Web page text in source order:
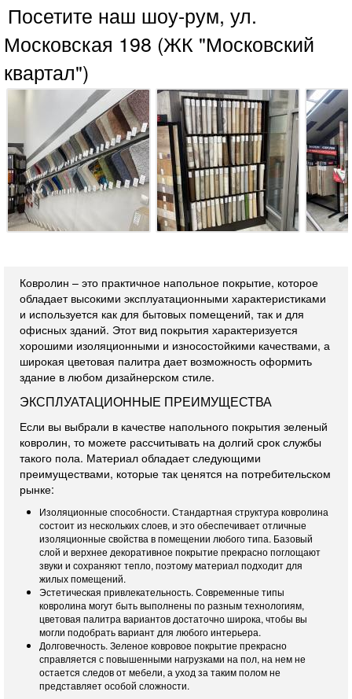
Посетите наш шоу-рум, ул.
Московская 198 (ЖК "Московский
квартал")
Ковролин – это практичное напольное покрытие, которое
обладает высокими эксплуатационными характеристиками
и используется как для бытовых помещений, так и для
офисных зданий. Этот вид покрытия характеризуется
хорошими изоляционными и износостойкими качествами, а
широкая цветовая палитра дает возможность оформить
здание в любом дизайнерском стиле.
ЭКСПЛУАТАЦИОННЫЕ ПРЕИМУЩЕСТВА
Если вы выбрали в качестве напольного покрытия зеленый
ковролин, то можете рассчитывать на долгий срок службы
такого пола. Материал обладает следующими
преимуществами, которые так ценятся на потребительском
рынке:
Изоляционные способности. Стандартная структура ковролина
состоит из нескольких слоев, и это обеспечивает отличные
изоляционные свойства в помещении любого типа. Базовый
слой и верхнее декоративное покрытие прекрасно поглощают
звуки и сохраняют тепло, поэтому материал подходит для
жилых помещений.
Эстетическая привлекательность. Современные типы
ковролина могут быть выполнены по разным технологиям,
цветовая палитра вариантов достаточно широка, чтобы вы
могли подобрать вариант для любого интерьера.
Долговечность. Зеленое ковровое покрытие прекрасно
справляется с повышенными нагрузками на пол, на нем не
остается следов от мебели, а уход за таким полом не
представляет особой сложности.